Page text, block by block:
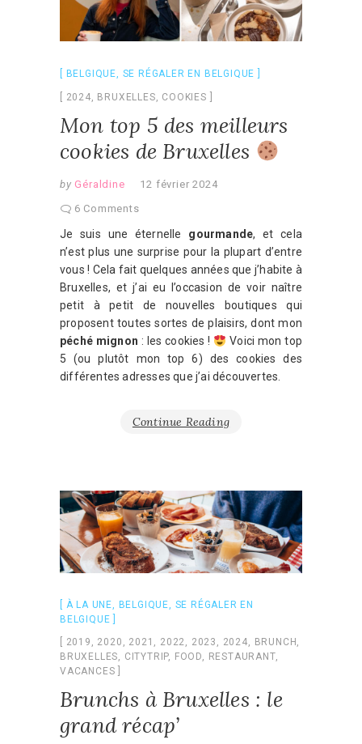
BELGIQUE, SE RÉGALER EN BELGIQUE
2024, BRUXELLES, COOKIES
Mon top 5 des meilleurs
cookies de Bruxelles
by Géraldine
12 février 2024
6 Comments
Je suis une éternelle gourmande, et cela
n’est plus une surprise pour la plupart d’entre
vous ! Cela fait quelques années que j’habite à
Bruxelles, et j’ai eu l’occasion de voir naître
petit à petit de nouvelles boutiques qui
proposent toutes sortes de plaisirs, dont mon
péché mignon : les cookies !
Voici mon top
5 (ou plutôt mon top 6) des cookies des
différentes adresses que j’ai découvertes.
Continue Reading
À LA UNE BELGIQUE
SE RÉGALER EN
BELGIQUE
2019
2020 2021 2022 2023 2024 BRUNCH
BRUXELLES
CITYTRIP, FOOD RESTAURANT,
VACANCES
Brunchs à Bruxelles : le
grand récap’